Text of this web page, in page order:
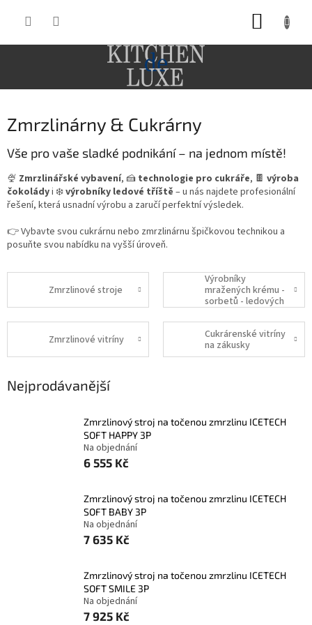
Zmrzlinárny & Cukrárny
Vše pro vaše sladké podnikání – na jednom místě!
🍨 Zmrzlinářské vybavení, 🍰 technologie pro cukráře, 🍫 výroba
čokoládyi ❄️výrobníky ledové tříště – u nás najdete profesionální
řešení, která usnadní výrobu a zaručí perfektní výsledek.
👉 Vybavte svou cukrárnu nebo zmrzlinárnu špičkovou technikou a
posuňte svou nabídku na vyšší úroveň.
Zmrzlinové stroje
Výrobníky
mražených krému -
sorbetů - ledových
tříští
Zmrzlinové vitríny
Cukrárenské vitríny
na zákusky
Nejprodávanější
Zmrzlinový stroj na točenou zmrzlinu ICETECH
SOFT HAPPY 3P
Na objednání
6 555 Kč
Zmrzlinový stroj na točenou zmrzlinu ICETECH
SOFT BABY 3P
Na objednání
7 635 Kč
Zmrzlinový stroj na točenou zmrzlinu ICETECH
SOFT SMILE 3P
Na objednání
7 925 Kč